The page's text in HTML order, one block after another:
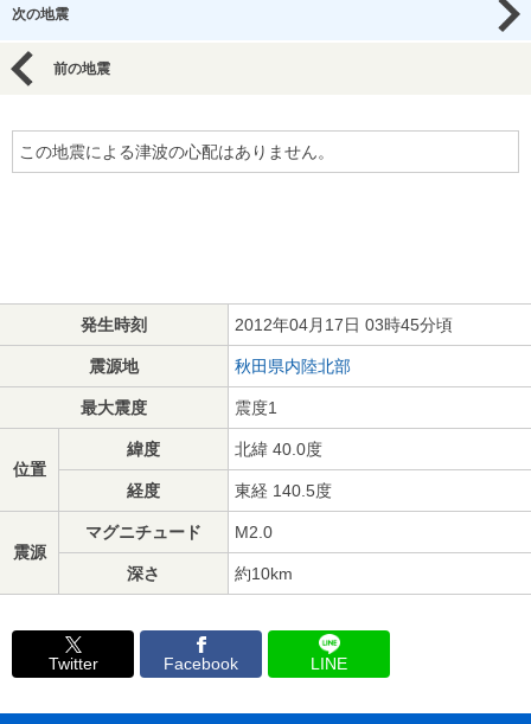
次の地震
前の地震
この地震による津波の心配はありません。
発生時刻 2012年04月17日 03時45分頃
震源地 秋田県内陸北部
最大震度 震度1
位置
緯度 北緯 40.0度
経度 東経 140.5度
震源
マグニチュード M2.0
深さ 約10km
Twitter Facebook LINE